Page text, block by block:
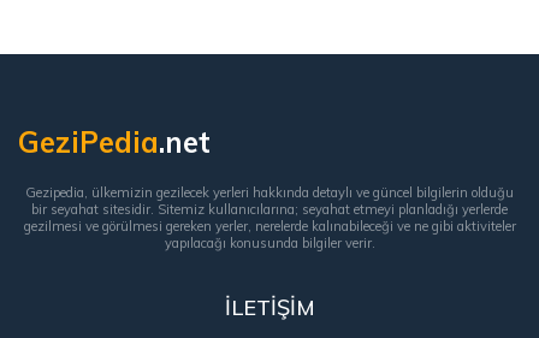
GeziPedia.net
Gezipedia, ülkemizin gezilecek yerleri hakkında detaylı ve güncel bilgilerin olduğu
bir seyahat sitesidir. Sitemiz kullanıcılarına; seyahat etmeyi planladığı yerlerde
gezilmesi ve görülmesi gereken yerler, nerelerde kalınabileceği ve ne gibi aktiviteler
yapılacağı konusunda bilgiler verir.
İLETİŞİM